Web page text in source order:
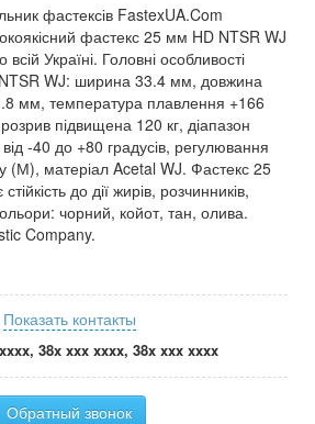
фастексів FastexUA.Com
фастекс 25 мм HD NTSR WJ
Україні. Головні особливості
WJ: ширина 33.4 мм, довжина
мм, температура плавлення +166
розрив підвищена 120 кг, діапазон
-40 до +80 градусів, регулювання
(М), матеріал Acetal WJ. Фастекс 25
до дії жирів, розчинників,
чорний, койот, тан, олива.
Company.
Показать контакты
38x xxx xxxx, 38x xxx xxxx
Обратный звонок